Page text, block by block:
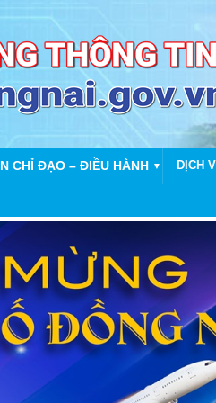
CHỈ ĐẠO – ĐIỀU HÀNH ▼ DỊCH